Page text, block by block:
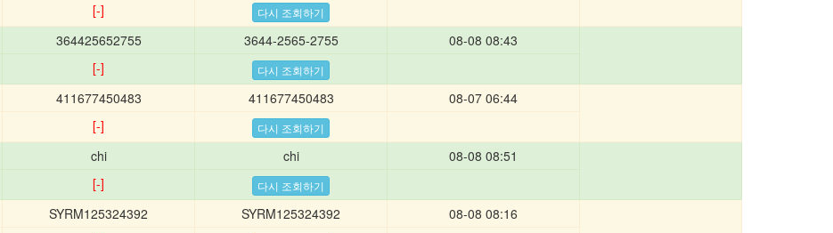
[-]
364425652755 3644-2565-2755
08-08 08:43
[-]
411677450483 411677450483
08-07 06:44
[-]
chi chi
08-08 08:51
[-]
SYRM125324392 SYRM125324392
08-08 08:16